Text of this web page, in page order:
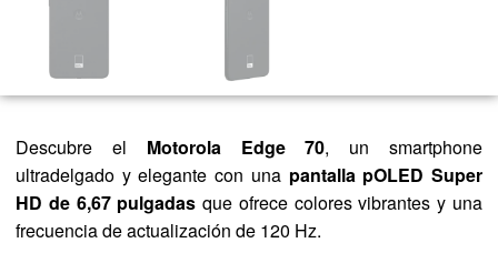
Descubre el Motorola Edge 70, un smartphone
ultradelgado y elegante con una pantalla pOLED Super
HD de 6,67 pulgadas que ofrece colores vibrantes y una
frecuencia de actualización de 120 Hz.